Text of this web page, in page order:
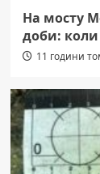
На мосту
доби:
11 години